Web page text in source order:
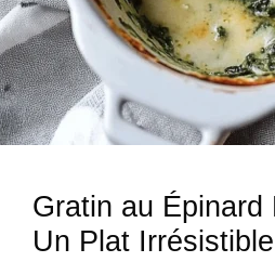
Gratin au Épinard
Un Plat